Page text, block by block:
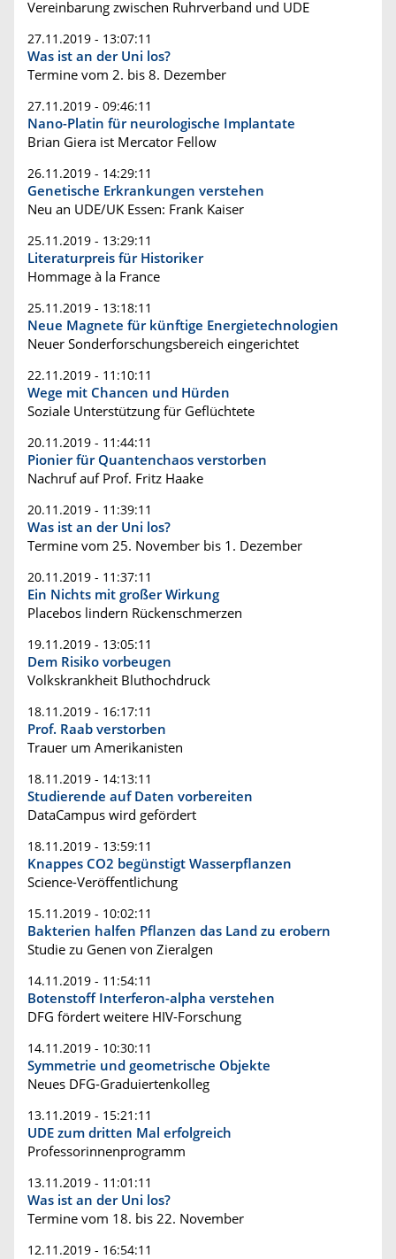
Vereinbarung zwischen Ruhrverband und UDE
27.11.2019 - 13:07:11
Was ist an der Uni los?
Termine vom 2. bis 8. Dezember
27.11.2019 - 09:46:11
Nano-Platin für neurologische Implantate
Brian Giera ist Mercator Fellow
26.11.2019 - 14:29:11
Genetische Erkrankungen verstehen
Neu an UDE/UK Essen: Frank Kaiser
25.11.2019 - 13:29:11
Literaturpreis für Historiker
Hommage à la France
25.11.2019 - 13:18:11
Neue Magnete für künftige Energietechnologien
Neuer Sonderforschungsbereich eingerichtet
22.11.2019 - 11:10:11
Wege mit Chancen und Hürden
Soziale Unterstützung für Geflüchtete
20.11.2019 - 11:44:11
Pionier für Quantenchaos verstorben
Nachruf auf Prof. Fritz Haake
20.11.2019 - 11:39:11
Was ist an der Uni los?
Termine vom 25. November bis 1. Dezember
20.11.2019 - 11:37:11
Ein Nichts mit großer Wirkung
Placebos lindern Rückenschmerzen
19.11.2019 - 13:05:11
Dem Risiko vorbeugen
Volkskrankheit Bluthochdruck
18.11.2019 - 16:17:11
Prof. Raab verstorben
Trauer um Amerikanisten
18.11.2019 - 14:13:11
Studierende auf Daten vorbereiten
DataCampus wird gefördert
18.11.2019 - 13:59:11
Knappes CO2 begünstigt Wasserpflanzen
Science-Veröffentlichung
15.11.2019 - 10:02:11
Bakterien halfen Pflanzen das Land zu erobern
Studie zu Genen von Zieralgen
14.11.2019 - 11:54:11
Botenstoff Interferon-alpha verstehen
DFG fördert weitere HIV-Forschung
14.11.2019 - 10:30:11
Symmetrie und geometrische Objekte
Neues DFG-Graduiertenkolleg
13.11.2019 - 15:21:11
UDE zum dritten Mal erfolgreich
Professorinnenprogramm
13.11.2019 - 11:01:11
Was ist an der Uni los?
Termine vom 18. bis 22. November
12.11.2019 - 16:54:11